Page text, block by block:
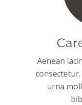
Aenean
urna